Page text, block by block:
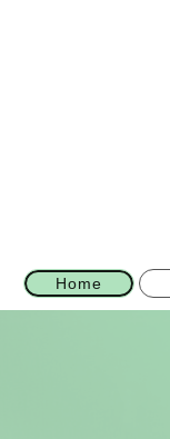
Home